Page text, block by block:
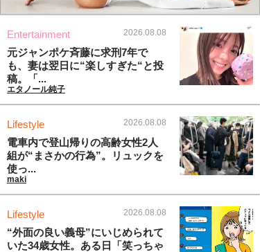
Entertainment 2026.08.08
元ジャンポケ斉藤に求刑7年で
も、妻は翌日に“楽しすぎた“と投
稿。「...
エタノール純子
Lifestyle 2026.08.08
電車内で登山帰りの高齢女性2人
組が“まさかの行為”。リュックを
使っ...
maki
Lifestyle 2026.08.08
“外面の良い義母”にいじめられて
いた34歳女性。ある日「笑っちゃ